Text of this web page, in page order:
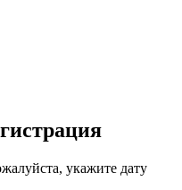
укажите дату